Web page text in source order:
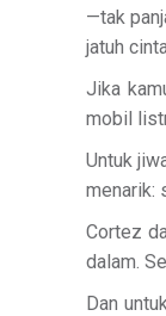
—tak
jatuh
Jika
mobil
Untuk
menarik:
Cortez
dalam.
Dan